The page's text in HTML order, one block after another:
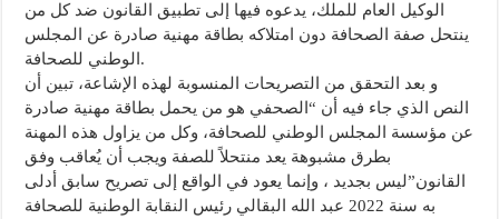
الوكيل العام للملك، يدعوه فيها إلى تطبيق القانون ضد كل من
ينتحل صفة الصحافة دون امتلاكه بطاقة مهنية صادرة عن المجلس
الوطني للصحافة.
و بعد التحقق من التصريحات المنسوبة لهذه الإشاعة، تبين أن
النص الذي جاء فيه أن “الصحفي هو من يحمل بطاقة مهنية صادرة
عن مؤسسة المجلس الوطني للصحافة، وكل من يزاول هذه المهنة
بطرق مشبوهة يعد منتحلاً للصفة ويجب أن يُعاقب وفق
القانون”ليس بجديد ، وإنما يعود في الواقع إلى تصريح سابق أدلى
به سنة 2022 عبد الله البقالي رئيس النقابة الوطنية للصحافة